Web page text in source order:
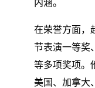
内涵。
在荣誉方面，
节表演一等奖
等多项奖项。
美国、加拿大